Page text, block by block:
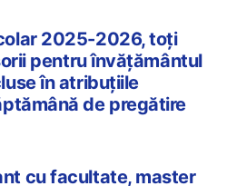
2025-2026, toți
pentru învățământul
în atribuțiile
de pregătire
cu facultate, master